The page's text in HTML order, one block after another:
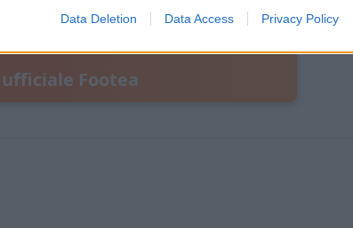
Data Deletion Data Access Privacy Policy
Footea